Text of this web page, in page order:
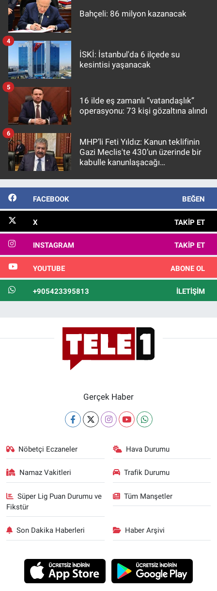
Bahçeli: 86 milyon kazanacak
İSKİ: İstanbul'da 6 ilçede su
kesintisi yaşanacak
4
16 ilde eş zamanlı “vatandaşlık”
operasyonu: 73 kişi gözaltına alındı
5
MHP’li Feti Yıldız: Kanun teklifinin
Gazi Meclis'te 430’un üzerinde bir
kabulle kanunlaşacağı
6
FACEBOOK BEĞEN
X TAKIP ET
INSTAGRAM TAKIP ET
YOUTUBE ABONE OL
+905423395813 İLETIŞIM
Gerçek Haber
Nöbetçi Eczaneler Hava Durumu
Namaz Vakitleri Trafik Durumu
Süper Lig Puan Durumu ve
Fikstür
Tüm Manşetler
Son Dakika Haberleri Haber Arşivi